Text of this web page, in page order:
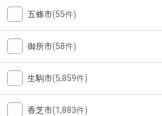
五條市(55件)
御所市(58件)
生駒市(5,859件)
香芝市(1,883件)